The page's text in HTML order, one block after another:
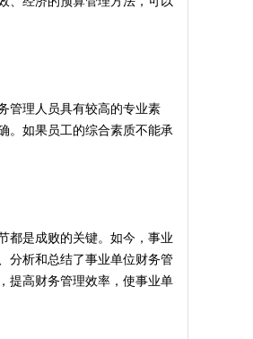
管理人员具有较高的专业素
。如果员工的综合素质不能承
都是成败的关键。如今，事业
分析和总结了事业单位财务管
提高财务管理效率，使事业单